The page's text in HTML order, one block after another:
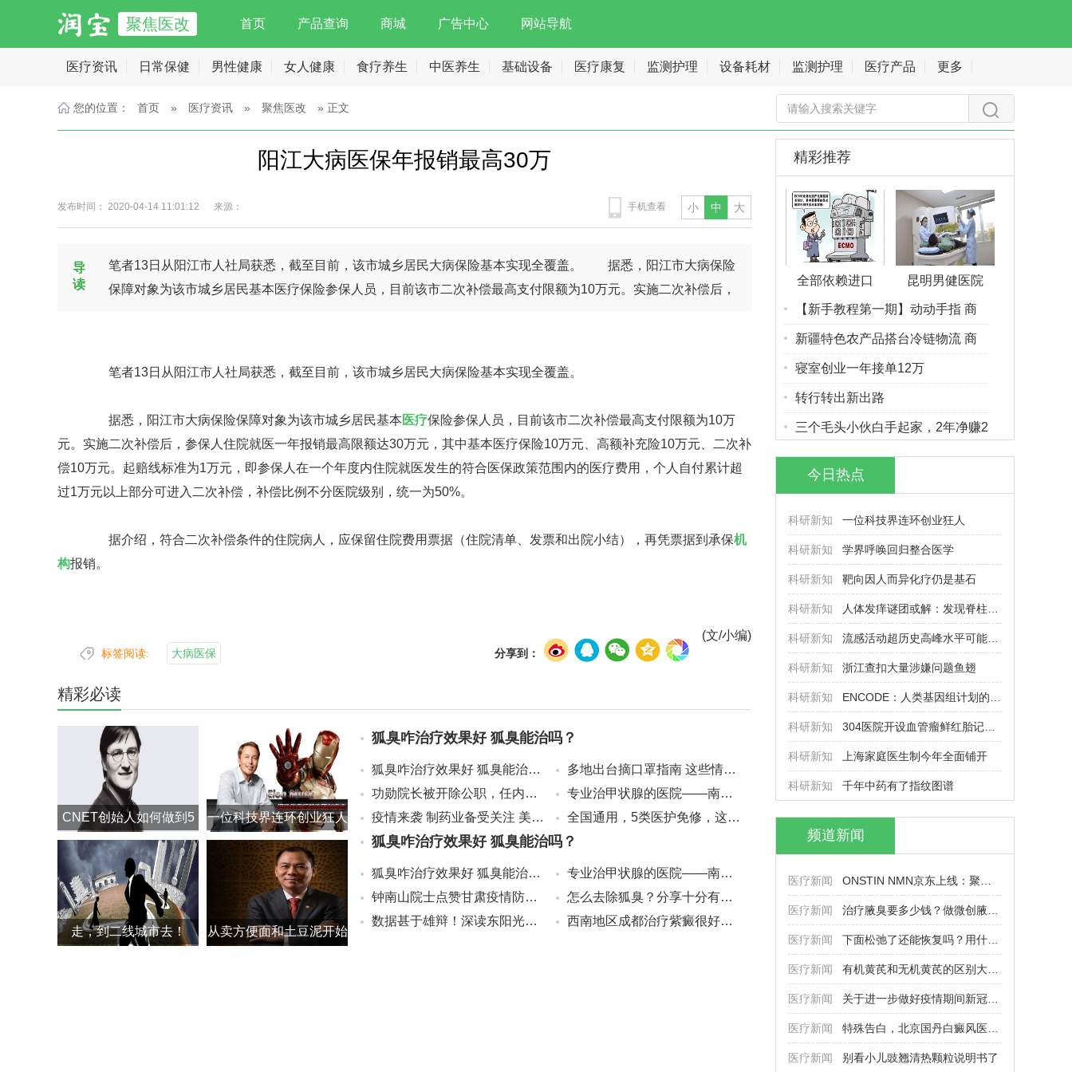
聚焦医改 首页 产品查询 商城 广告中心 网站导航
医疗资讯 日常保健 男性健康 女人健康 食疗养生 中医养生 基础设备 医疗康复 监测护理 设备耗材 监测护理 医疗产品 更多
您的位置： 首页 » 医疗资讯 » 聚焦医改 » 正文
阳江大病医保年报销最高30万
发布时间： 2020-04-14 11:01:12 来源： 小 中 大
手机查看
导
读
笔者13日从阳江市人社局获悉，截至目前，该市城乡居民大病保险基本实现全覆盖。 据悉，阳江市大病保险
保障对象为该市城乡居民基本医疗保险参保人员，目前该市二次补偿最高支付限额为10万元。实施二次补偿后，
笔者13日从阳江市人社局获悉，截至目前，该市城乡居民大病保险基本实现全覆盖。
据悉，阳江市大病保险保障对象为该市城乡居民基本 医疗保险参保人员，目前该市二次补偿最高支付限额为10万
元。实施二次补偿后，参保人住院就医一年报销最高限额达30万元，其中基本医疗保险10万元、高额补充险10万元、二次补
偿10万元。起赔线标准为1万元，即参保人在一个年度内住院就医发生的符合医保政策范围内的医疗费用，个人自付累计超
过1万元以上部分可进入二次补偿，补偿比例不分医院级别，统一为50%。
据介绍，符合二次补偿条件的住院病人，应保留住院费用票据（住院清单、发票和出院小结），再凭票据到承保机
构报销。
(文/小编)
标签阅读: 大病医保 分享到：
精彩必读
CNET创始人如何做到5
年挥霍18亿美元？
一位科技界连环创业狂人
走，到二线城市去！
从卖方便面和土豆泥开始
狐臭咋治疗效果好 狐臭能治吗？
狐臭咋治疗效果好 狐臭能治吗？
多地出台摘口罩指南 这些情形可
功勋院长被开除公职，任内副院长
专业治甲状腺的医院——南京新协
疫情来袭 制药业备受关注 美国或
全国通用，5类医护免修，这波学
狐臭咋治疗效果好 狐臭能治吗？
狐臭咋治疗效果好 狐臭能治吗？
专业治甲状腺的医院——南京新协
钟南山院士点赞甘肃疫情防控，关
怎么去除狐臭？分享十分有效的狐
数据甚于雄辩！深读东阳光抗疫行
西南地区成都治疗紫癜很好的医院
精彩推荐
全部依赖进口 昆明男健医院
【新手教程第一期】动动手指 商
新疆特色农产品搭台冷链物流 商
寝室创业一年接单12万
转行转出新出路
三个毛头小伙白手起家，2年净赚2
今日热点
科研新知 一位科技界连环创业狂人
科研新知 学界呼唤回归整合医学
科研新知 靶向因人而异化疗仍是基石
科研新知
科研新知
科研新知 浙江查扣大量涉嫌问题鱼翅
科研新知
科研新知
科研新知 上海家庭医生制今年全面铺开
科研新知 千年中药有了指纹图谱
频道新闻
医疗新闻
医疗新闻
医疗新闻
医疗新闻
医疗新闻
医疗新闻
医疗新闻 别看小儿豉翘清热颗粒说明书了